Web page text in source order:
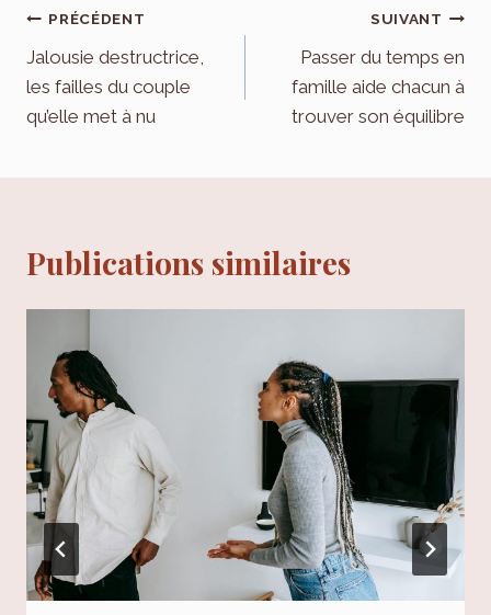
Navigation
de
l’article
PRÉCÉDENT
Jalousie destructrice,
les failles du couple
qu’elle met à nu
SUIVANT
Passer du temps en
famille aide chacun à
trouver son équilibre
Publications similaires